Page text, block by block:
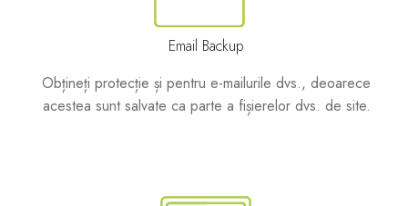
Email Backup
Obțineți protecție și pentru e-mailurile dvs., deoarece
acestea sunt salvate ca parte a fișierelor dvs. de site.